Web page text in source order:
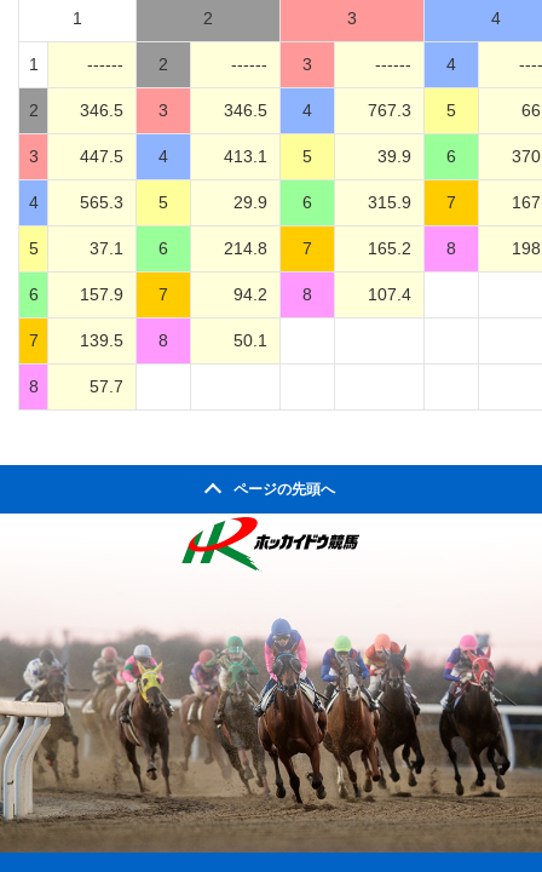
1 2 3 4
1 ------ 2 ------ 3 ------ 4
2 346.5 3 346.5 4 767.3 5
3 447.5 4 413.1 5 39.9 6
4 565.3 5 29.9 6 315.9 7
5 37.1 6 214.8 7 165.2 8
6 157.9 7 94.2 8 107.4
7 139.5 8 50.1
8 57.7
ページの先頭へ